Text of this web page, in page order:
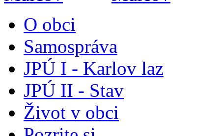
O obci
Samospráva
JPÚ I - Karlov laz
JPÚ II - Stav
Život v obci